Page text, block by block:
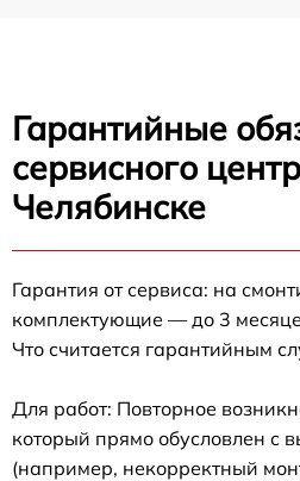
Гарантийные
сервисного
Челябинске
Гарантия от сервиса: на
комплектующие — до 3
Что считается гарантийным
Для работ: Повторное
который прямо обусловлен с
(например, некорректный